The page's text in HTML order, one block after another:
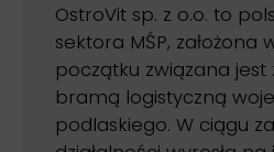
OstroVit sp. z o.o. to
sektora MŚP, założona
początku związana
bramą logistyczną
podlaskiego. W ciągu